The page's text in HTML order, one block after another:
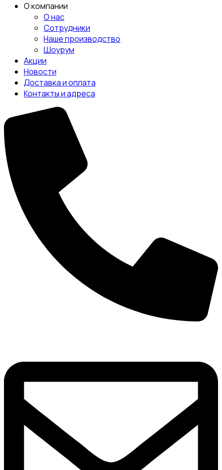
О компании
О нас
Сотрудники
Наше производство
Шоурум
Акции
Новости
Доставка и оплата
Контакты и адреса